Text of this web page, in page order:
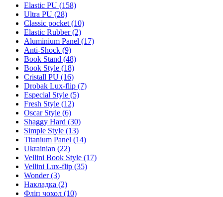
Elastic PU (158)
Ultra PU (28)
Classic pocket (10)
Elastic Rubber (2)
Aluminium Panel (17)
Anti-Shock (9)
Book Stand (48)
Book Style (18)
Cristall PU (16)
Drobak Lux-flip (7)
Especial Style (5)
Fresh Style (12)
Oscar Style (6)
Shaggy Hard (30)
Simple Style (13)
Titanium Panel (14)
Ukrainian (22)
Vellini Book Style (17)
Vellini Lux-flip (35)
Wonder (3)
Накладка (2)
Фліп чохол (10)